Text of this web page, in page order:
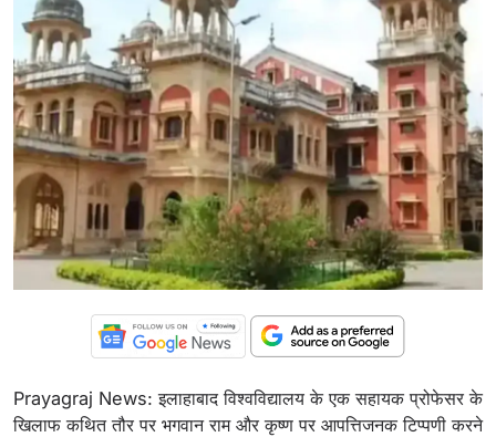
Prayagraj News: इलाहाबाद विश्वविद्यालय के एक सहायक प्रोफेसर के
खिलाफ कथित तौर पर भगवान राम और कृष्ण पर आपत्तिजनक टिप्पणी करने